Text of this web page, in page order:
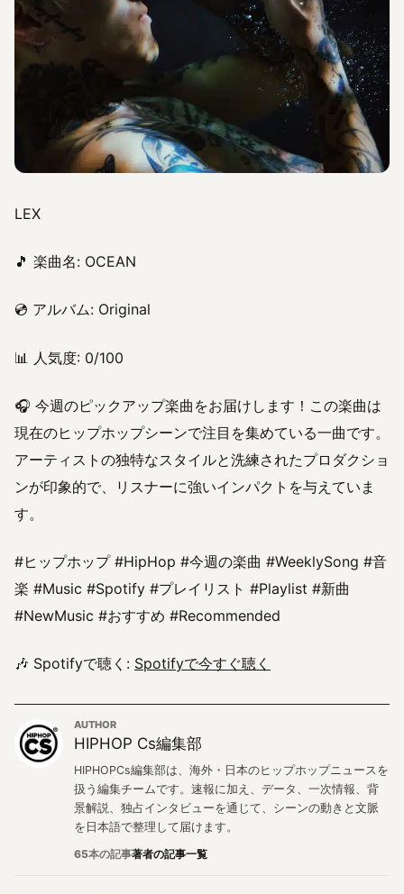
LEX
🎵 楽曲名: OCEAN
💿 アルバム: Original
📊 人気度: 0/100
🎧 今週のピックアップ楽曲をお届けします！この楽曲は
現在のヒップホップシーンで注目を集めている一曲です。
アーティストの独特なスタイルと洗練されたプロダクショ
ンが印象的で、リスナーに強いインパクトを与えていま
す。
#ヒップホップ #HipHop #今週の楽曲 #WeeklySong #音
楽 #Music #Spotify #プレイリスト #Playlist #新曲
#NewMusic #おすすめ #Recommended
🎶 Spotifyで聴く: Spotifyで今すぐ聴く
AUTHOR
HIPHOP Cs編集部
HIPHOPCs編集部は、海外・日本のヒップホップニュースを
扱う編集チームです。速報に加え、データ、一次情報、背
景解説、独占インタビューを通じて、シーンの動きと文脈
を日本語で整理して届けます。
65本の記事著者の記事一覧